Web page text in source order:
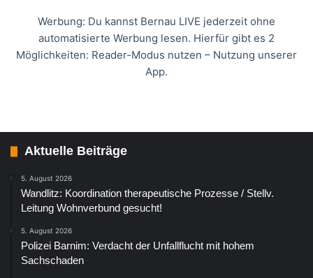
Werbung: Du kannst Bernau LIVE jederzeit ohne
automatisierte Werbung lesen. Hierfür gibt es 2
Möglichkeiten: Reader-Modus nutzen – Nutzung unserer
App.
Aktuelle Beiträge
5. August 2026
Wandlitz: Koordination therapeutische Prozesse / Stellv.
Leitung Wohnverbund gesucht!
5. August 2026
Polizei Barnim: Verdacht der Unfallflucht mit hohem
Sachschaden